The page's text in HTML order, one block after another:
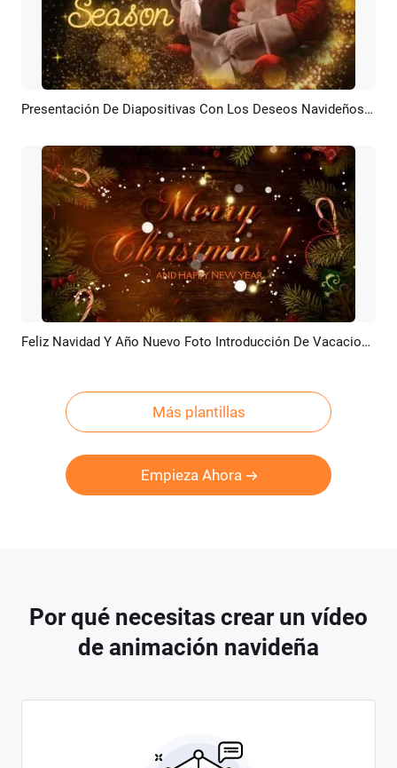
Previsualizar Crear IA Presentación De Diapositivas Con Los Deseos Navideños De Papá Noel, Círculos Brillantes Y Bokeh Dorado épico
Previsualizar Crear IA Feliz Navidad Y Año Nuevo Foto Introducción De Vacaciones
Más plantillas
Empieza Ahora
Por qué necesitas crear un vídeo
de animación navideña